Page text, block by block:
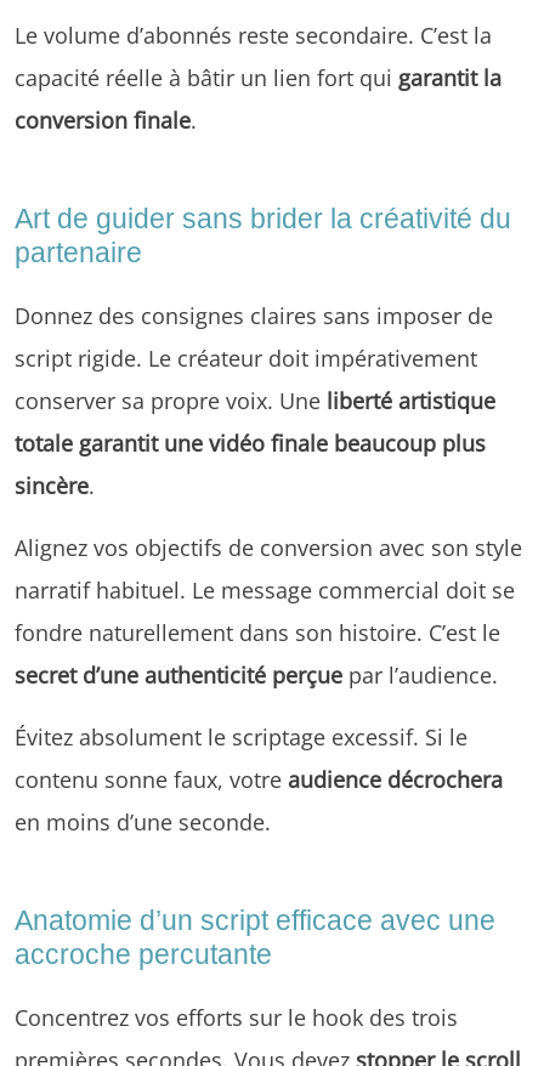
Le volume d’abonnés reste secondaire. C’est la
capacité réelle à bâtir un lien fort qui garantit la
conversion finale.
Art de guider sans brider la créativité du
partenaire
Donnez des consignes claires sans imposer de
script rigide. Le créateur doit impérativement
conserver sa propre voix. Une liberté artistique
totale garantit une vidéo finale beaucoup plus
sincère.
Alignez vos objectifs de conversion avec son style
narratif habituel. Le message commercial doit se
fondre naturellement dans son histoire. C’est le
secret d’une authenticité perçue par l’audience.
Évitez absolument le scriptage excessif. Si le
contenu sonne faux, votre audience décrochera
en moins d’une seconde.
Anatomie d’un script efficace avec une
accroche percutante
Concentrez vos efforts sur le hook des trois
premières secondes. Vous devez stopper le scroll